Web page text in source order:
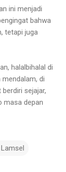
ini menjadi
bahwa
tetapi juga
halalbihalal di
di
sejajar,
masa depan